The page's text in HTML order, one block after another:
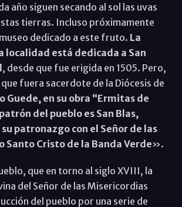
año siguen secando al sol las uvas
tierras. Incluso próximamente
dedicado a este fruto. La
localidad está dedicada a San
, desde que fue erigida en 1505. Pero,
fuera sacerdote de la Diócesis de
Guede, en su obra “Ermitas de
del pueblo es San Blas,
patronazgo con el Señor de las
Santo Cristo de la Banda Verde».
que en torno al siglo XVIII, la
del Señor de las Misericordias
del pueblo por una serie de